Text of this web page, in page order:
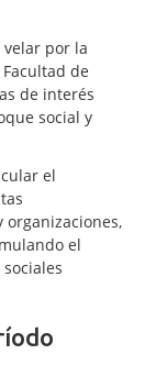
por la
de
de interés
social y
el
organizaciones,
el